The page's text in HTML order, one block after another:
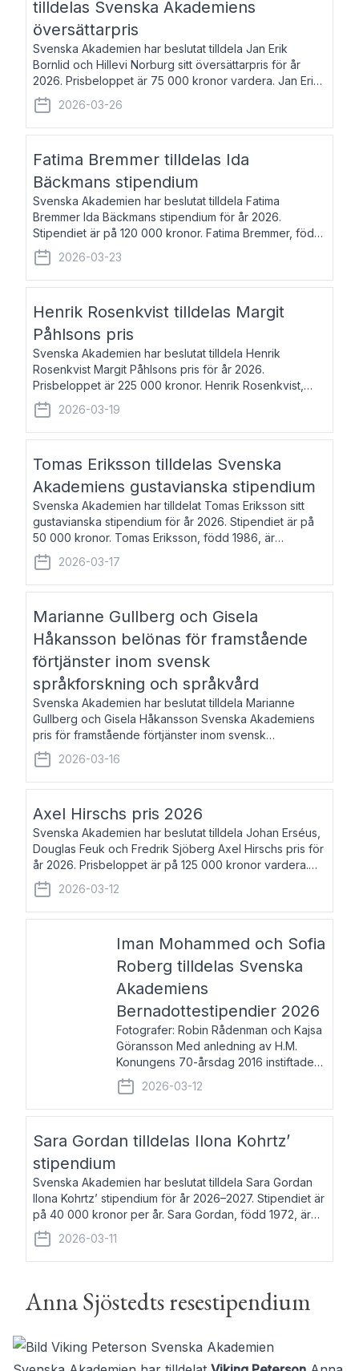
tilldelas Svenska Akademiens
översättarpris
Svenska Akademien har beslutat tilldela Jan Erik
Bornlid och Hillevi Norburg sitt översättarpris för år
2026. Prisbeloppet är 75 000 kronor vardera. Jan Erik
Bornlid, född 1947, är översättare från tyska. Han är
främst känd för sina översät
2026-03-26
Fatima Bremmer tilldelas Ida
Bäckmans stipendium
Svenska Akademien har beslutat tilldela Fatima
Bremmer Ida Bäckmans stipendium för år 2026.
Stipendiet är på 120 000 kronor. Fatima Bremmer, född
1977, är journalist och författare. Hon utkom i fjol med
boken Ligan. Klarakvarterens blodsyst
2026-03-23
Henrik Rosenkvist tilldelas Margit
Påhlsons pris
Svenska Akademien har beslutat tilldela Henrik
Rosenkvist Margit Påhlsons pris för år 2026.
Prisbeloppet är 225 000 kronor. Henrik Rosenkvist,
född 1965, är professor i nordiska språk vid Göteborgs
universitet. Han disputerade 2004 på avhan
2026-03-19
Tomas Eriksson tilldelas Svenska
Akademiens gustavianska stipendium
Svenska Akademien har tilldelat Tomas Eriksson sitt
gustavianska stipendium för år 2026. Stipendiet är på
50 000 kronor. Tomas Eriksson, född 1986, är
projektledare inom marknadsföring och författare och
utkom i fjol med boken Syndabocken.
2026-03-17
Marianne Gullberg och Gisela
Håkansson belönas för framstående
förtjänster inom svensk
språkforskning och språkvård
Svenska Akademien har beslutat tilldela Marianne
Gullberg och Gisela Håkansson Svenska Akademiens
pris för framstående förtjänster inom svensk
språkforskning och språkvård till minne av Carl Gabriel
och Karin Forsberg för år 2026. Prissumma
2026-03-16
Axel Hirschs pris 2026
Svenska Akademien har beslutat tilldela Johan Erséus,
Douglas Feuk och Fredrik Sjöberg Axel Hirschs pris för
år 2026. Prisbeloppet är på 125 000 kronor vardera.
Johan Erséus, född 1959, är fackboksförfattare och
journalist med mångårigt för
2026-03-12
Iman Mohammed och Sofia
Roberg tilldelas Svenska
Akademiens
Bernadottestipendier 2026
Fotografer: Robin Rådenman och Kajsa
Göransson Med anledning av H.M.
Konungens 70-årsdag 2016 instiftade
fem av de kungliga akademierna det så
kallade Bernadotteprogrammet med
syfte att genom stipendier erbjuda stöd
2026-03-12
Sara Gordan tilldelas Ilona Kohrtz’
stipendium
Svenska Akademien har beslutat tilldela Sara Gordan
Ilona Kohrtz’ stipendium för år 2026–2027. Stipendiet är
på 40 000 kronor per år. Sara Gordan, född 1972, är
författare och översättare. Hon debuterade 2006 med
det prosalyriska verket En
2026-03-11
Anna Sjöstedts resestipendium